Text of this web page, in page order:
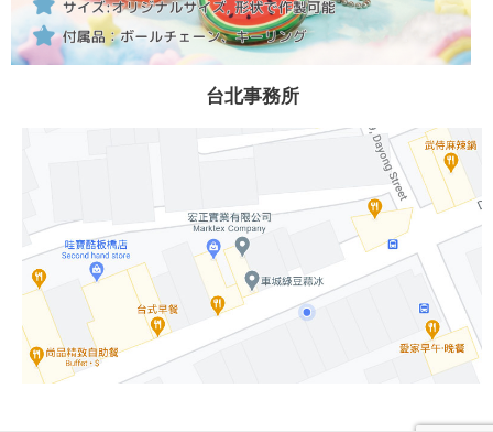
台北事務所